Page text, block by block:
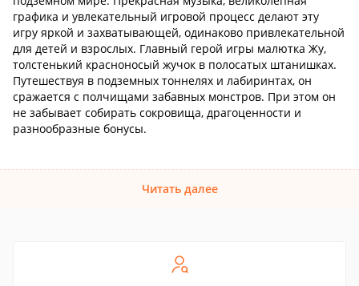
графика и увлекательный игровой процесс делают эту
игру яркой и захватывающей, одинаково привлекательной
для детей и взрослых. Главный герой игры малютка Жу,
толстенький красноносый жучок в полосатых штанишках.
Путешествуя в подземных тоннелях и лабиринтах, он
сражается с полчищами забавных монстров. При этом он
не забывает собирать сокровища, драгоценности и
разнообразные бонусы.
Читать далее